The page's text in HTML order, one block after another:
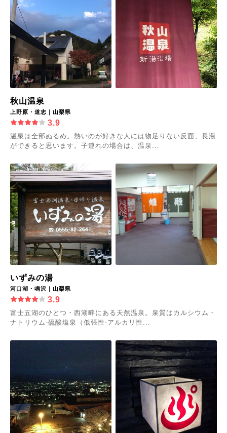
秋山温泉
上野原・道志｜山梨県
3.9
温泉は全部ぬるめ。熱いのが好きな人には物足りない反面、長湯
ができると思います。子連れの場合は、温泉...
いずみの湯
河口湖・鳴沢｜山梨県
3.9
富士五湖のひとつ・西湖畔にある天然温泉。泉質はカルシウム・
ナトリウム-硫酸塩泉（低張性-アルカリ性...